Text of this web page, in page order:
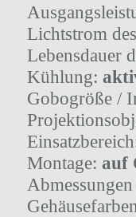
Lichtstrom
Lebensdauer
Kühlung:
Gobogröße /
Montage: auf